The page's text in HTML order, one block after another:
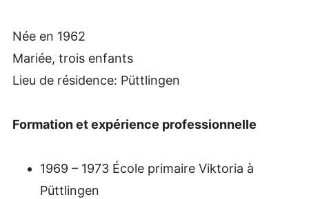
Née en 1962
Mariée, trois enfants
Lieu de résidence: Püttlingen
Formation et expérience professionnelle
1969 – 1973 École primaire Viktoria à
Püttlingen